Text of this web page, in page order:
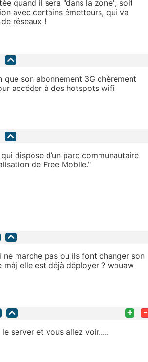
quand il sera "dans la zone", soit
avec certains émetteurs, qui va
réseaux !
que son abonnement 3G chèrement
accéder à des hotspots wifi
dispose d’un parc communautaire
de Free Mobile."
marche pas ou ils font changer son
màj elle est déjà déployer ? wouaw
+ -
server et vous allez voir.....